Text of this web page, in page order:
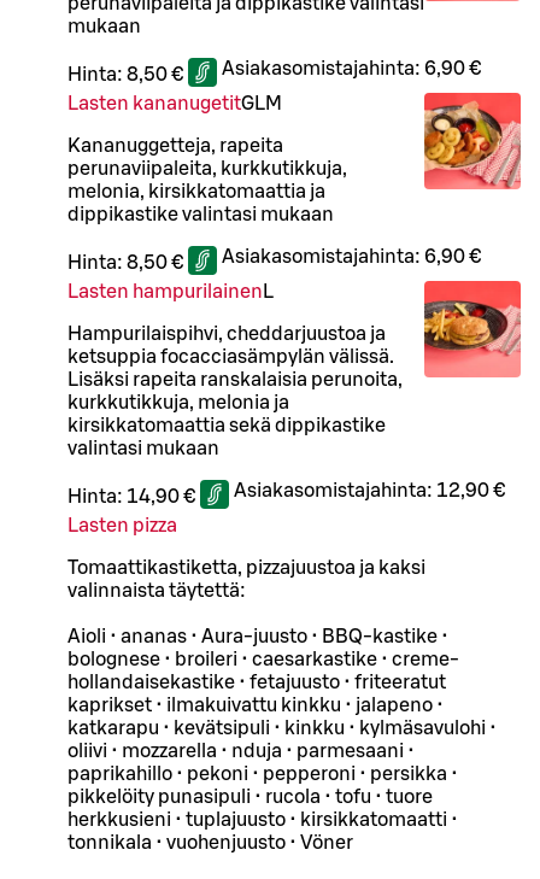
mukaan
Hinta: 8,50 € Asiakasomistajahinta: 6,90 €
Lasten kananugetitGLM
Kananuggetteja, rapeita
perunaviipaleita, kurkkutikkuja,
melonia, kirsikkatomaattia ja
dippikastike valintasi mukaan
Hinta: 8,50 € Asiakasomistajahinta: 6,90 €
Lasten hampurilainen L
Hampurilaispihvi, cheddarjuustoa ja
ketsuppia focacciasämpylän välissä.
Lisäksi rapeita ranskalaisia perunoita,
kurkkutikkuja, melonia ja
kirsikkatomaattia sekä dippikastike
valintasi mukaan
Hinta: 14,90 € Asiakasomistajahinta: 12,90 €
Lasten pizza
Tomaattikastiketta, pizzajuustoa ja kaksi
valinnaista täytettä:
Aioli • ananas • Aura-juusto • BBQ-kastike •
bolognese • broileri • caesarkastike • creme-
hollandaisekastike • fetajuusto • friteeratut
kaprikset • ilmakuivattu kinkku • jalapeno •
katkarapu • kevätsipuli • kinkku • kylmäsavulohi •
oliivi • mozzarella • nduja • parmesaani •
paprikahillo • pekoni • pepperoni • persikka •
pikkelöity punasipuli • rucola • tofu • tuore
herkkusieni • tuplajuusto • kirsikkatomaatti •
tonnikala • vuohenjuusto • Vöner